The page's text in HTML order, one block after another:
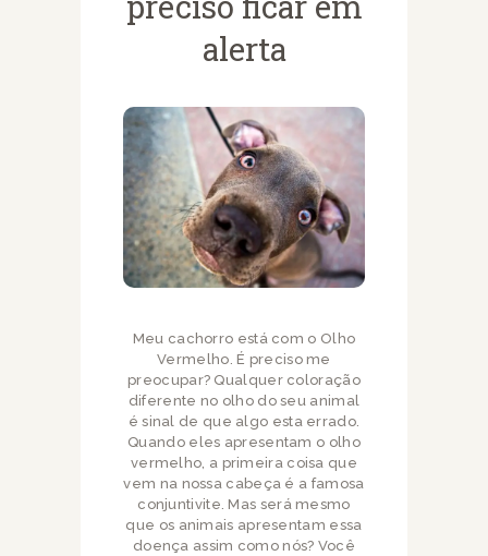
alerta
Meu cachorro está com o Olho
Vermelho. É preciso me
preocupar? Qualquer coloração
diferente no olho do seu animal
é sinal de que algo esta errado.
Quando eles apresentam o olho
vermelho, a primeira coisa que
vem na nossa cabeça é a famosa
conjuntivite. Mas será mesmo
que os animais apresentam essa
doença assim como nós? Você